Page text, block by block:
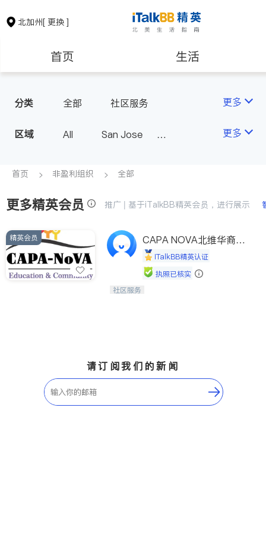
北加州[ 更换 ]
首页 生活
保险理财
银行贷款
建筑装修 教育
养老 非盈利组织
分类 全部 社区服务 更多
区域 All
San Jose
Fremont & Oakland
更多
首页 非盈利组织 全部
更多精英会员 推广 | 基于iTalkBB精英会员，进行展示
精英会员
CAPA NOVA北维华裔家
长会iTalkBB精英认证
执照已核实
连接家长与社会，赋能孩子与下一代，
社区服务
请订阅我们的新闻